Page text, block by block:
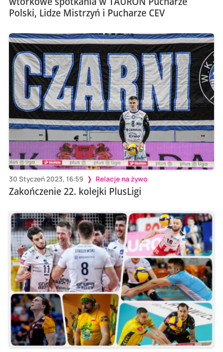
Polski, Lidze Mistrzyń i Pucharze CEV
30 Styczeń 2023, 16:59 Relacje na żywo
Zakończenie 22. kolejki PlusLigi